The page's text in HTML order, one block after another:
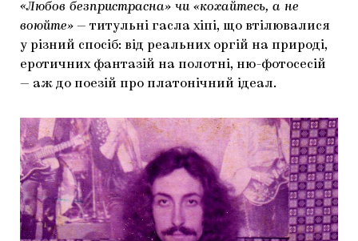
«Любов безпристрасна» чи «кохайтесь, а не
воюйте» — титульні гасла хіпі, що втілювалися
у різний спосіб: від реальних оргій на природі,
еротичних фантазій на полотні, ню-фотосесій
— аж до поезій про платонічний ідеал.